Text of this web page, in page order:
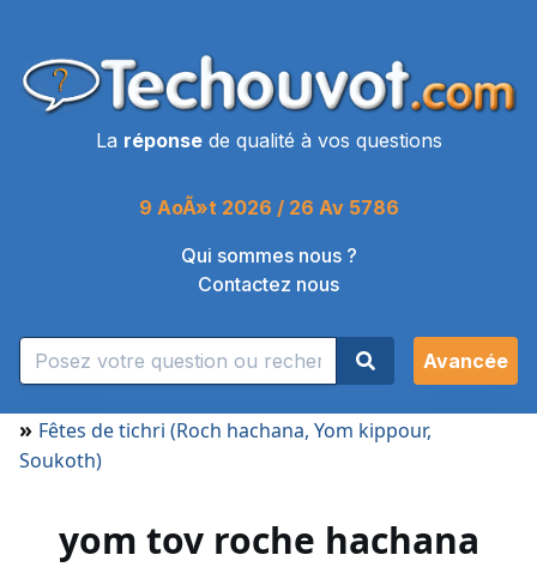
La réponsede qualité à vos questions
9 AoÃ»t 2026 / 26 Av 5786
Qui sommes nous ?
Contactez nous
Avancée
» Fêtes de tichri (Roch hachana, Yom kippour,
Soukoth)
yom tov roche hachana